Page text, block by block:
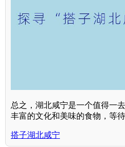
总之，湖北咸宁是一个值得一
丰富的文化和美味的食物，等
搭子湖北咸宁